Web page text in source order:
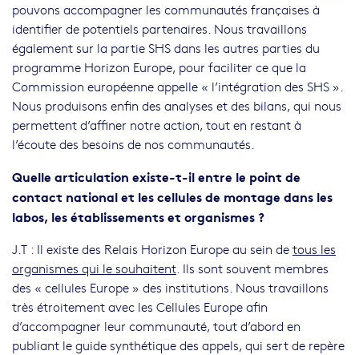
pouvons accompagner les communautés françaises à
identifier de potentiels partenaires. Nous travaillons
également sur la partie SHS dans les autres parties du
programme Horizon Europe, pour faciliter ce que la
Commission européenne appelle « l’intégration des SHS ».
Nous produisons enfin des analyses et des bilans, qui nous
permettent d’affiner notre action, tout en restant à
l’écoute des besoins de nos communautés.
Quelle articulation existe-t-il entre le point de
contact national et les cellules de montage dans les
labos, les établissements et organismes ?
J.T : Il existe des Relais Horizon Europe au sein detous les
organismes qui le souhaitent . Ils sont souvent membres
des « cellules Europe » des institutions. Nous travaillons
très étroitement avec les Cellules Europe afin
d’accompagner leur communauté, tout d’abord en
publiant le guide synthétique des appels, qui sert de repère